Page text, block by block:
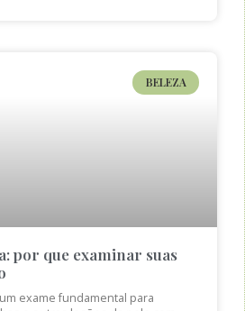
BELEZA
por que examinar suas
exame fundamental para